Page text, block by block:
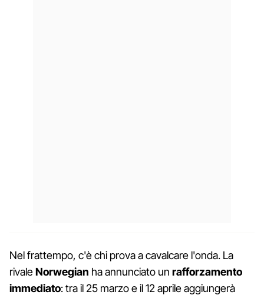
Nel frattempo, c'è chi prova a cavalcare l'onda. La
rivaleNorwegian ha annunciato un rafforzamento
immediato: tra il 25 marzo e il 12 aprile aggiungerà